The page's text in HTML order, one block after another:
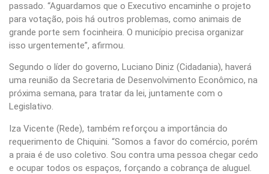
passado. “Aguardamos que o Executivo encaminhe o projeto
para votação, pois há outros problemas, como animais de
grande porte sem focinheira. O município precisa organizar
isso urgentemente”, afirmou.
Segundo o líder do governo, Luciano Diniz (Cidadania), haverá
uma reunião da Secretaria de Desenvolvimento Econômico, na
próxima semana, para tratar da lei, juntamente com o
Legislativo.
Iza Vicente (Rede), também reforçou a importância do
requerimento de Chiquini. “Somos a favor do comércio, porém
a praia é de uso coletivo. Sou contra uma pessoa chegar cedo
e ocupar todos os espaços, forçando a cobrança de aluguel.